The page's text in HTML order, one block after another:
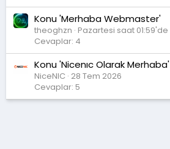
Konu 'Merhaba Webmaster'
theoghzn Pazartesi saat 01:59'de
Cevaplar: 4
Konu 'Nicenıc Olarak Merhaba'
NiceNIC 28 Tem 2026
Cevaplar: 5